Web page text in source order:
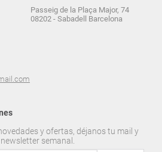
Passeig de la Plaça Major, 74
08202 - Sabadell Barcelona
y ofertas, déjanos tu mail y
semanal.